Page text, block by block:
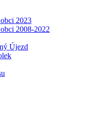
2023
2008-2022
Újezd